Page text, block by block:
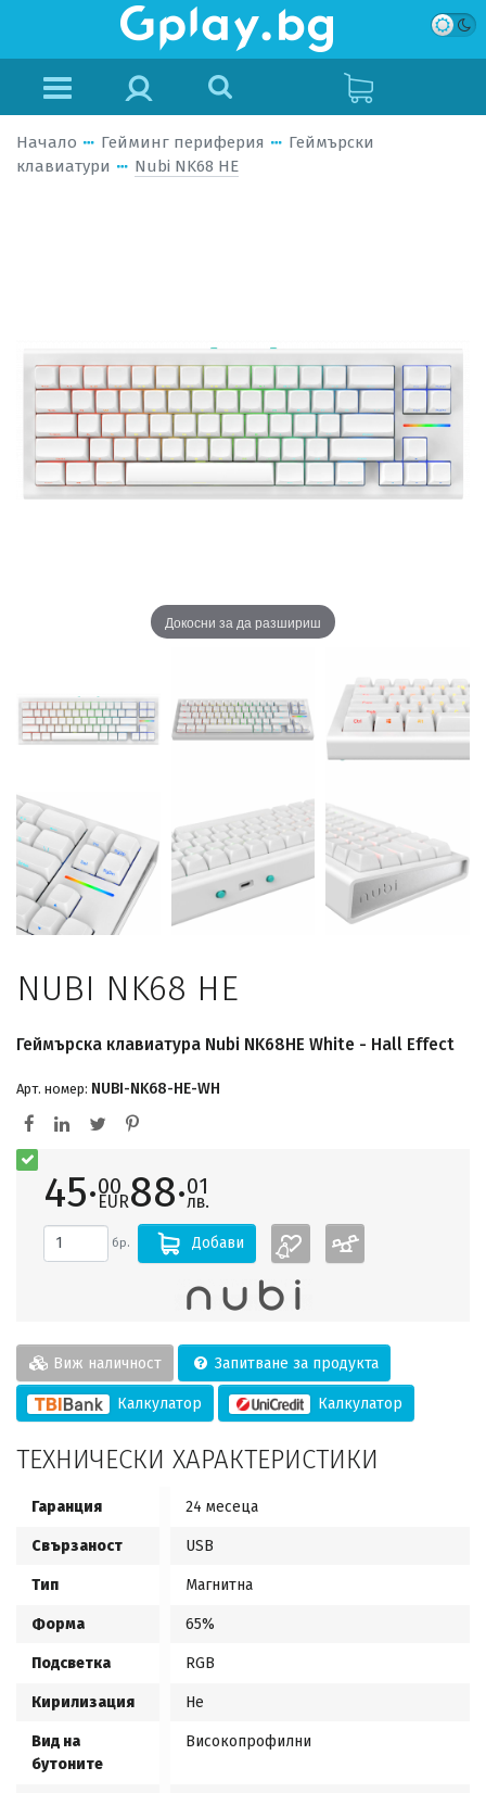
Начало Гейминг периферия
Геймърски
клавиатури
Nubi NK68 HE
Докосни за да разшириш
NUBI NK68 HE
Геймърскa клавиатура Nubi NK68HE White - Hall Effect
Арт. номер: NUBI-NK68-HE-WH
45·00
EUR88·01
лв.
бр. Добави
Виж наличност Запитване за продукта
Калкулатор Калкулатор
ТЕХНИЧЕСКИ ХАРАКТЕРИСТИКИ
Гаранция 24 месеца
Свързаност USB
Тип Магнитна
Форма 65%
Подсветка RGB
Кирилизация Не
Вид на
бутоните
Високопрофилни